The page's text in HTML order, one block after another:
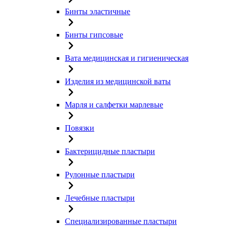
Бинты эластичные
Бинты гипсовые
Вата медицинская и гигиеническая
Изделия из медицинской ваты
Марля и салфетки марлевые
Повязки
Бактерицидные пластыри
Рулонные пластыри
Лечебные пластыри
Специализированные пластыри